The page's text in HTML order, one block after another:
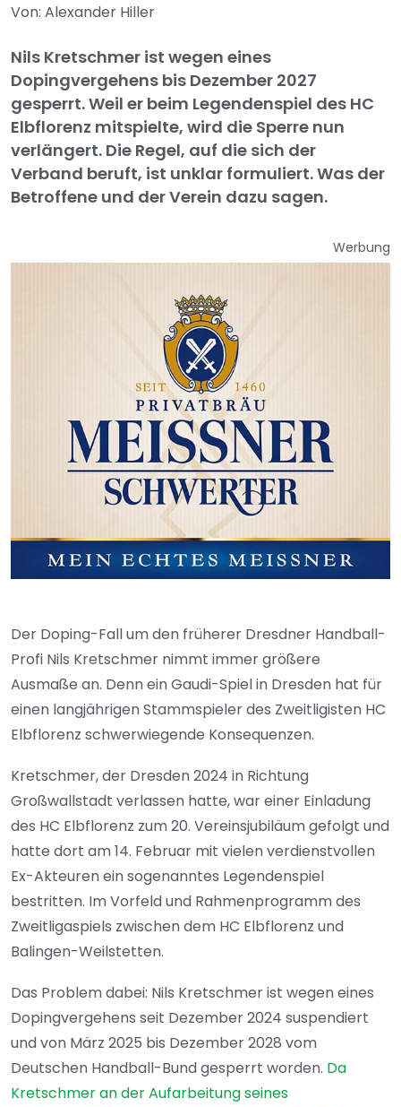
Von: Alexander Hiller
Nils Kretschmer ist wegen eines
Dopingvergehens bis Dezember 2027
gesperrt. Weil er beim Legendenspiel des HC
Elbflorenz mitspielte, wird die Sperre nun
verlängert. Die Regel, auf die sich der
Verband beruft, ist unklar formuliert. Was der
Betroffene und der Verein dazu sagen.
Werbung
Der Doping-Fall um den früherer Dresdner Handball-
Profi Nils Kretschmer nimmt immer größere
Ausmaße an. Denn ein Gaudi-Spiel in Dresden hat für
einen langjährigen Stammspieler des Zweitligisten HC
Elbflorenz schwerwiegende Konsequenzen.
Kretschmer, der Dresden 2024 in Richtung
Großwallstadt verlassen hatte, war einer Einladung
des HC Elbflorenz zum 20. Vereinsjubiläum gefolgt und
hatte dort am 14. Februar mit vielen verdienstvollen
Ex-Akteuren ein sogenanntes Legendenspiel
bestritten. Im Vorfeld und Rahmenprogramm des
Zweitligaspiels zwischen dem HC Elbflorenz und
Balingen-Weilstetten.
Das Problem dabei: Nils Kretschmer ist wegen eines
Dopingvergehens seit Dezember 2024 suspendiert
und von März 2025 bis Dezember 2028 vom
Deutschen Handball-Bund gesperrt worden. Da
Kretschmer an der Aufarbeitung seines